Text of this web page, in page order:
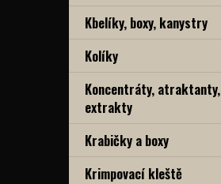
Kbelíky, boxy, kanystry
Kolíky
Koncentráty, atraktanty,
extrakty
Krabičky a boxy
Krimpovací kleště